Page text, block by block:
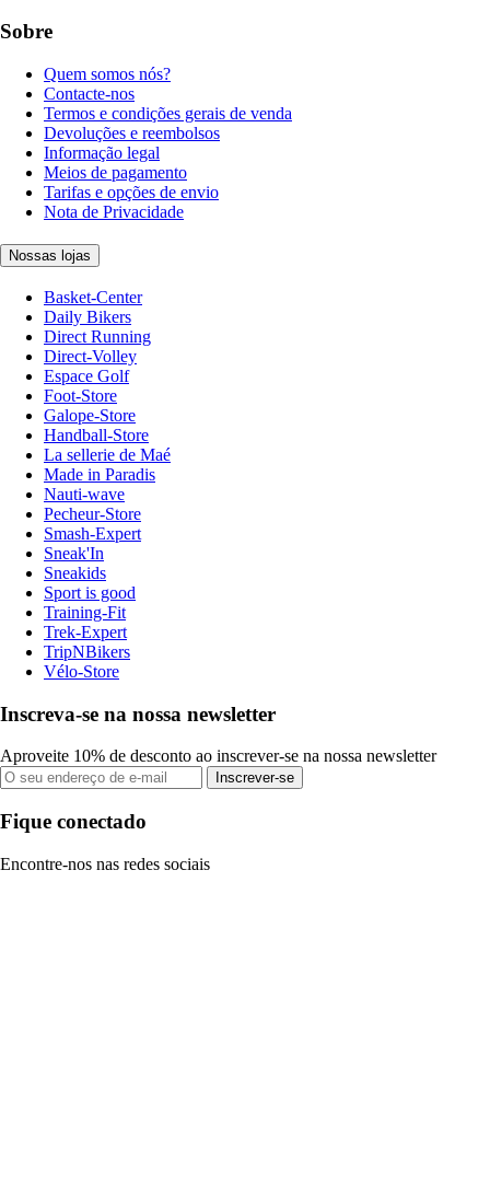
Sobre
Quem somos nós?
Contacte-nos
Termos e condições gerais de venda
Devoluções e reembolsos
Informação legal
Meios de pagamento
Tarifas e opções de envio
Nota de Privacidade
Nossas lojas
Basket-Center
Daily Bikers
Direct Running
Direct-Volley
Espace Golf
Foot-Store
Galope-Store
Handball-Store
La sellerie de Maé
Made in Paradis
Nauti-wave
Pecheur-Store
Smash-Expert
Sneak'In
Sneakids
Sport is good
Training-Fit
Trek-Expert
TripNBikers
Vélo-Store
Inscreva-se na nossa newsletter
Aproveite 10% de desconto ao inscrever-se na nossa newsletter
Inscrever-se
Fique conectado
Encontre-nos nas redes sociais